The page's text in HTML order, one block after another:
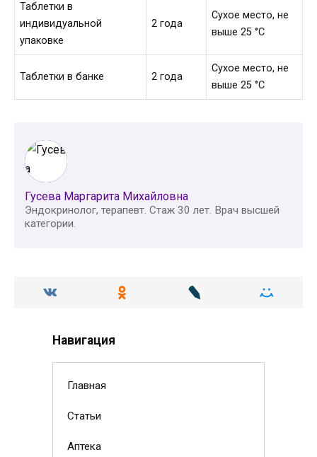
Таблетки в
индивидуальной
упаковке
2 года
Сухое место, не
выше 25 °C
Таблетки в банке 2 года
Сухое место, не
выше 25 °C
Гусева Маргарита Михайловна
Эндокринолог, терапевт. Стаж 30 лет. Врач высшей
категории.
Навигация
Главная
Статьи
Аптека